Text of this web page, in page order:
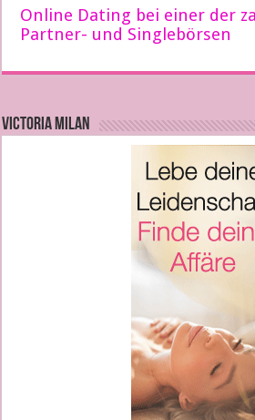
Online Dating bei einer der
Partner- und Singlebörsen
VICTORIA MILAN